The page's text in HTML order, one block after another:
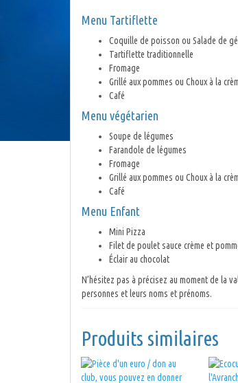
Menu Tartiflette
Coquille de poisson ou Salade de
Tartiflette traditionnelle
Fromage
Grillé aux pommes ou Choux à la
Café
Menu végétarien
Soupe de légumes
Farandole de légumes
Fromage
Grillé aux pommes ou Choux à la
Café
Menu Enfant
Mini Pizza
Filet de poulet sauce crème et
Éclair au chocolat
N’hésitez pas à précisez au moment de la
personnes et leurs noms et prénoms.
Produits similaires